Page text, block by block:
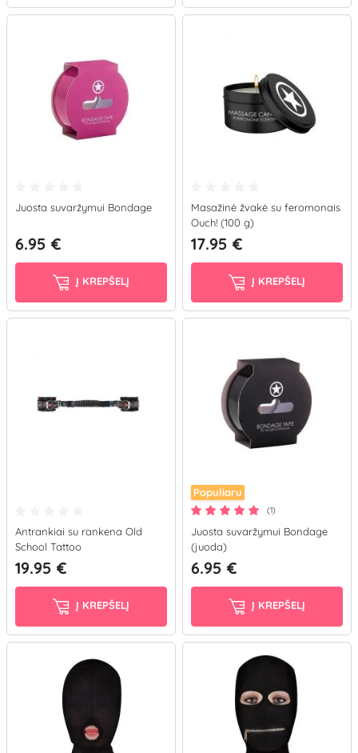
Juosta suvaržymui Bondage
6.95 €
Į KREPŠELĮ
Masažinė žvakė su feromonais
Ouch! (100 g)
17.95 €
Į KREPŠELĮ
Antrankiai su rankena Old
School Tattoo
19.95 €
Į KREPŠELĮ
Populiaru
(1)
Juosta suvaržymui Bondage
(juoda)
6.95 €
Į KREPŠELĮ